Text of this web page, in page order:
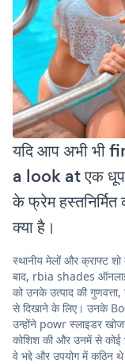
यदि आप अभी भी
a look at एक धूप
के फ्रेम
क्या है।
स्थानीय मेलों और क्राफ्ट
बाद, rbia shades
को उनके उत्पाद की
से दिखाने के लिए। उनके
उन्होंने powr स्लाइडर
कोशिश की और उनमें से कोई
वे भद्दे और उपयोग में कठिन